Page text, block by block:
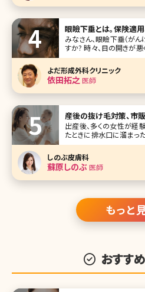
眼瞼下垂とは。保険適
みなさん、眼瞼下垂（がん
すか? 時々、目の開きが悪
す。でも、本当に眠たい
の眠そうな目に見えてし
れ、目があけにくくなる
垂の施術効果、
よだ形成外科クリニック
依田拓之医師
産後の抜け毛対策、市
出産後、多くの女性が経
たときに排水口に溜まっ
ってしまうのでは……」
は、この産後の抜け毛は
後の抜け毛の原因や対策
ラブルについて詳しく説明し
しのぶ皮膚科
蘇原しのぶ医師
もっと
おすす